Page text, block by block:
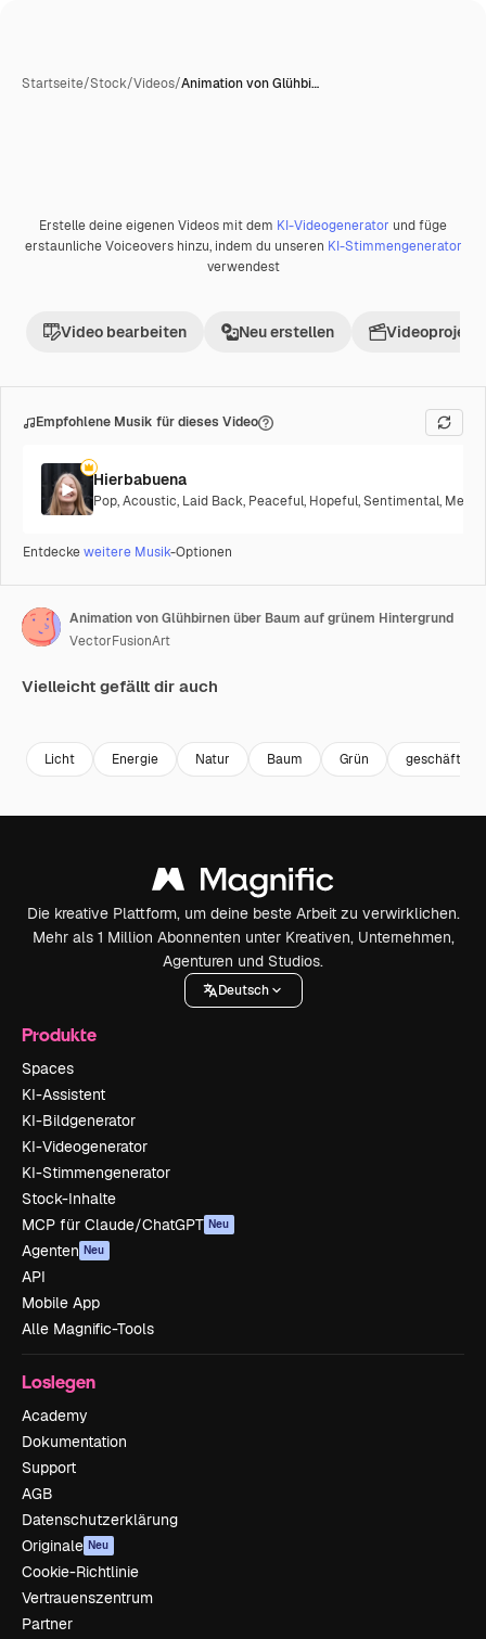
Startseite/Stock/Videos/Animation von Glühbi…
PremiumKI-generiert
Erstelle deine eigenen Videos mit dem KI-Videogenerator und füge
erstaunliche Voiceovers hinzu, indem du unseren KI-Stimmengenerator
verwendest
Video bearbeiten Neu erstellen Videoprojekt
Empfohlene Musik für dieses Video
Hierbabuena
Pop,Acoustic, Laid Back, Peaceful, Hopeful,Sentimental,
Entdeckeweitere Musik-Optionen
Animation von Glühbirnen über Baum auf grünem Hintergrund
VectorFusionArt
Vielleicht gefällt dir auch
Licht Energie Natur Baum Grün geschäft
Die kreative Plattform, um deine beste Arbeit zu verwirklichen.
Mehr als 1 Million Abonnenten unter Kreativen, Unternehmen,
Agenturen und Studios.
Deutsch
Produkte
Spaces
KI-Assistent
KI-Bildgenerator
KI-Videogenerator
KI-Stimmengenerator
Stock-Inhalte
MCP für Claude/ChatGPT Neu
Agenten Neu
API
Mobile App
Alle Magnific-Tools
Loslegen
Academy
Dokumentation
Support
AGB
Datenschutzerklärung
Originale Neu
Cookie-Richtlinie
Vertrauenszentrum
Partner